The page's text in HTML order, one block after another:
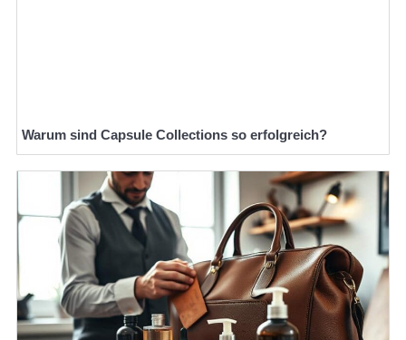
Warum sind Capsule Collections so erfolgreich?